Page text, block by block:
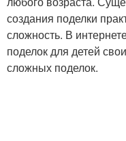
Пластилиновые
поделки
создания поделки
сложность. В
поделок для детей
сложных поделок.